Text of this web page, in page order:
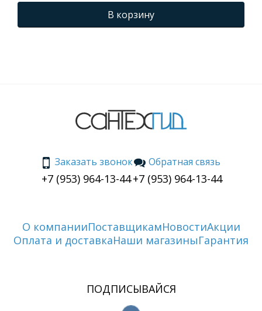
В корзину
Заказать звонок
+7 (953) 964-13-44
Обратная связь
+7 (953) 964-13-44
О компанииПоставщикамНовостиАкции
Оплата и доставкаНаши магазиныГарантия
ПОДПИСЫВАЙСЯ